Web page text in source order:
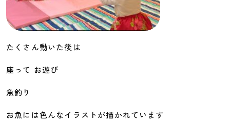
たくさん動いた後は
座って お遊び
魚釣り
お魚には色んなイラストが描かれています